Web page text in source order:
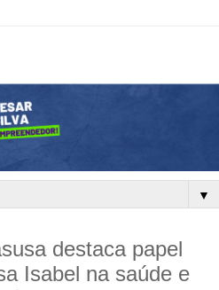
▼
destaca papel
Isabel na saúde e